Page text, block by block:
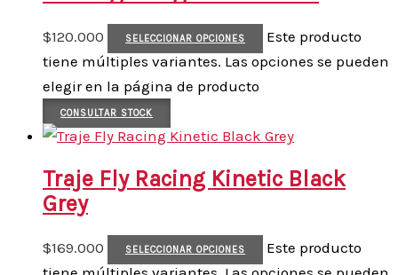
$120.000 SELECCIONAR OPCIONES
Este producto
tiene múltiples variantes. Las opciones se pueden
elegir en la página de producto
CONSULTAR STOCK
Traje Fly Racing Kinetic Black
Grey
$169.000 SELECCIONAR OPCIONES
Este producto